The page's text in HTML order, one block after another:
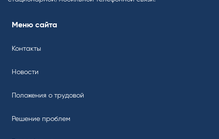
Меню сайта
Контакты
Новости
Положения о трудовой
Решение проблем